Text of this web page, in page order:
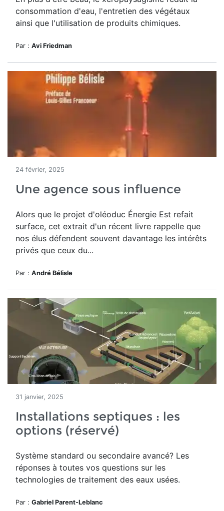
consommation d'eau, l'entretien des végétaux
ainsi que l'utilisation de produits chimiques.
Par : Avi Friedman
24 février, 2025
Une agence sous influence
Alors que le projet d'oléoduc Énergie Est refait
surface, cet extrait d'un récent livre rappelle que
nos élus défendent souvent davantage les intérêts
privés que ceux du...
Par : André Bélisle
31 janvier, 2025
Installations septiques : les
options (réservé)
Système standard ou secondaire avancé? Les
réponses à toutes vos questions sur les
technologies de traitement des eaux usées.
Par : Gabriel Parent-Leblanc